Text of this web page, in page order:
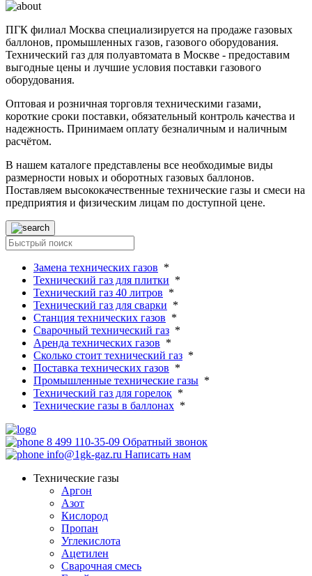
ПГК филиал Москва специализируется на продаже газовых
баллонов, промышленных газов, газового оборудования.
Технический газ для полуавтомата в Москве - предоставим
выгодные цены и лучшие условия поставки газового
оборудования.
Оптовая и розничная торговля техническими газами,
короткие сроки поставки, обязательный контроль качества и
надежность. Принимаем оплату безналичным и наличным
расчётом.
В нашем каталоге представлены все необходимые виды
размерности новых и оборотных газовых баллонов.
Поставляем высококачественные технические газы и смеси на
предприятия и физическим лицам по доступной цене.
Замена технических газов *
Технический газ для плитки *
Технический газ 40 литров *
Технический газ для сварки *
Станция технических газов *
Сварочный технический газ *
Аренда технических газов *
Сколько стоит технический газ *
Поставка технических газов *
Промышленные технические газы *
Технический газ для горелок *
Технические газы в баллонах *
8 499 110-35-09 Обратный звонок
info@1gk-gaz.ru Написать нам
Технические газы
Аргон
Азот
Кислород
Пропан
Углекислота
Ацетилен
Сварочная смесь